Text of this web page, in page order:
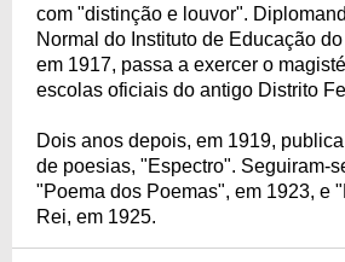
com "distinção e louvor".
Normal do Instituto de Educação
em 1917, passa a exercer o
escolas oficiais do antigo Distrito
Dois anos depois, em 1919,
de poesias, "Espectro". Seguiram-
"Poema dos Poemas", em 1923, e
Rei, em 1925.